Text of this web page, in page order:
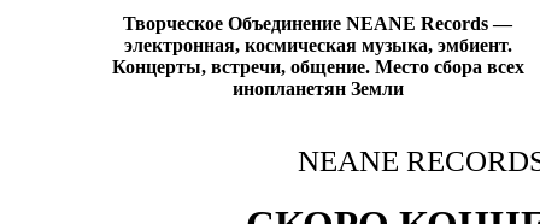
Творческое Объединение NEANE Records —
электронная, космическая музыка, эмбиент.
Концерты, встречи, общение. Место сбора всех
инопланетян Земли
NEANE